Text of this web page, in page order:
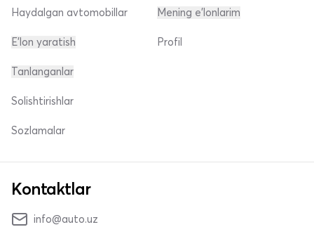
Haydalgan avtomobillar
E'lon yaratish
Mening e'lonlarim
Profil
Tanlanganlar
Solishtirishlar
Sozlamalar
Kontaktlar
info@auto.uz